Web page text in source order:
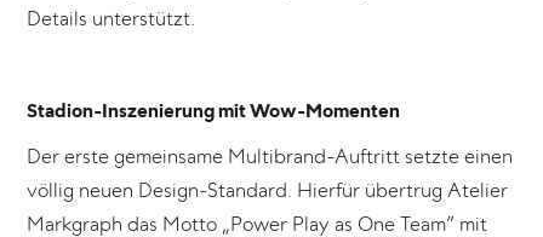
Details unterstützt.
Stadion-Inszenierung mit Wow-Momenten
Der erste gemeinsame Multibrand-Auftritt setzte einen
völlig neuen Design-Standard. Hierfür übertrug Atelier
Markgraph das Motto „Power Play as One Team” mit